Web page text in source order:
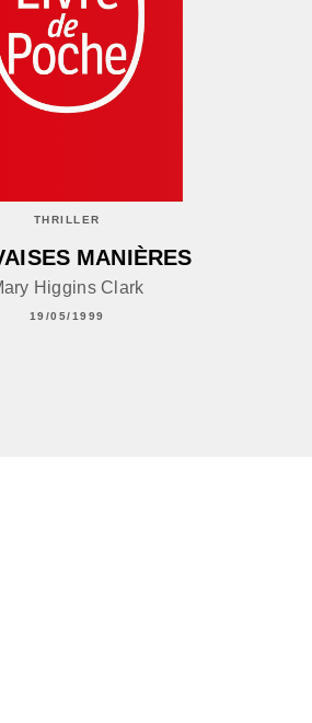
THRILLER
MANIÈRES
Higgins Clark
19/05/1999